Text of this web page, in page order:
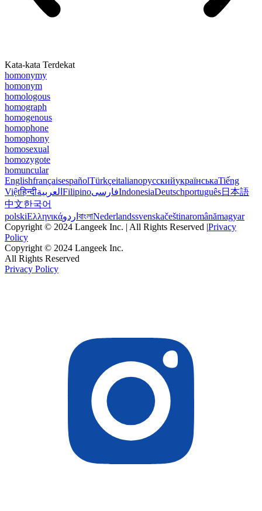
Kata-kata Terdekat
homonymy
homonym
homologous
homograph
homogenous
homophone
homophony
homosexual
homozygote
homuncular
EnglishfrançaisespañolTürkçeitalianoрусскийукраїнськаTiếng
Việtहिन्दीالعربية FilipinoفارسیIndonesiaDeutschportuguês日本語
中文한국어
polskiΕλληνικάاردو বাংলাNederlandssvenskačeštinaromânămagyar
Copyright © 2024 Langeek Inc. | All Rights Reserved |Privacy
Policy
Copyright © 2024 Langeek Inc.
All Rights Reserved
Privacy Policy